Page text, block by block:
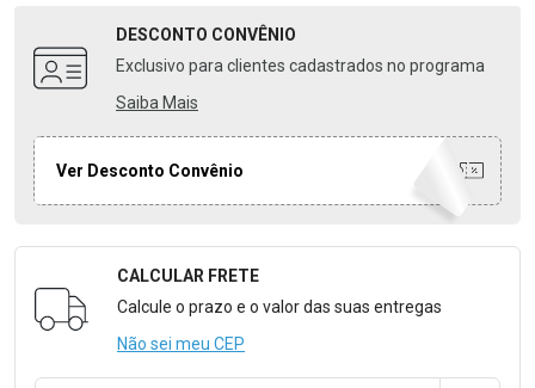
DESCONTO CONVÊNIO
Exclusivo para clientes cadastrados no programa
Saiba Mais
Ver Desconto Convênio
Formulário para Calcular o Frete
CALCULAR FRETE
Calcule o prazo e o valor das suas entregas
Não sei meu CEP